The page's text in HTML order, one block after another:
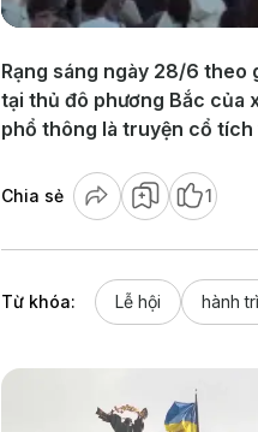
Rạng sáng ngày 28/6 theo
tại thủ đô phương Bắc của
phổ thông là truyện cổ
Chia sẻ 1
Từ khóa: Lễ hội hành